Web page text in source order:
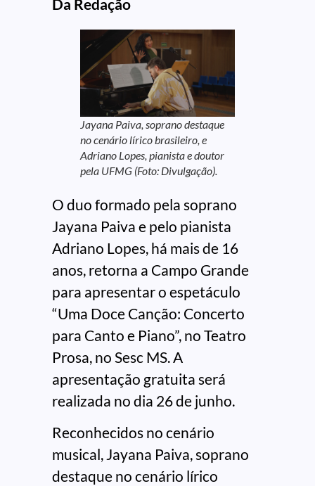
Da Redação
Jayana Paiva, soprano destaque
no cenário lírico brasileiro, e
Adriano Lopes, pianista e doutor
pela UFMG (Foto: Divulgação).
O duo formado pela soprano
Jayana Paiva e pelo pianista
Adriano Lopes, há mais de 16
anos, retorna a Campo Grande
para apresentar o espetáculo
“Uma Doce Canção: Concerto
para Canto e Piano”, no Teatro
Prosa, no Sesc MS. A
apresentação gratuita será
realizada no dia 26 de junho.
Reconhecidos no cenário
musical, Jayana Paiva, soprano
destaque no cenário lírico